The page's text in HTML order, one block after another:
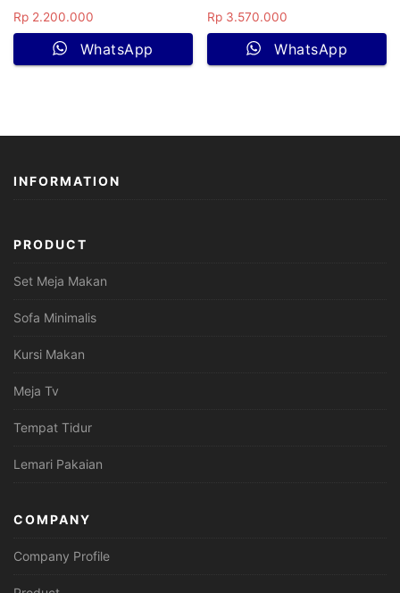
Rp 2.200.000
WhatsApp
Rp 3.570.000
WhatsApp
INFORMATION
PRODUCT
Set Meja Makan
Sofa Minimalis
Kursi Makan
Meja Tv
Tempat Tidur
Lemari Pakaian
COMPANY
Company Profile